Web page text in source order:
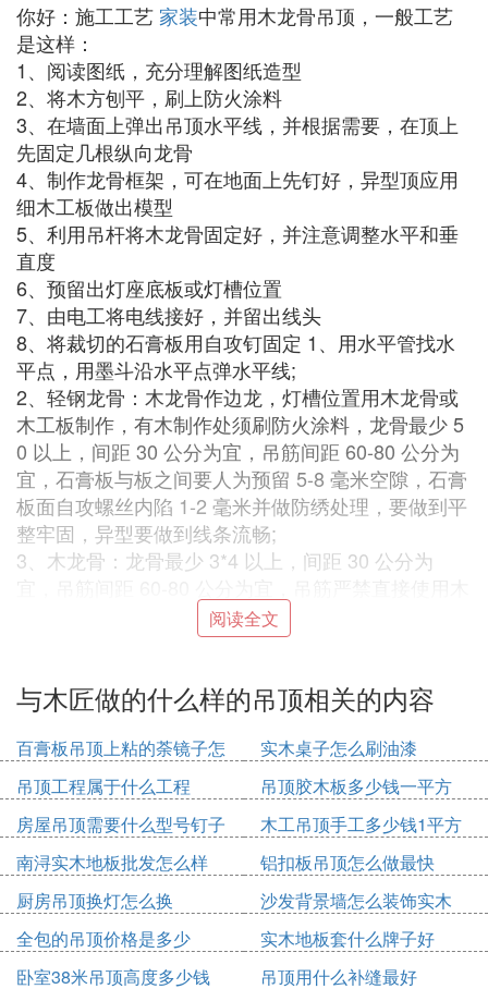
你好：施工工艺 家装中常用木龙骨吊顶，一般工艺
是这样：
1、阅读图纸，充分理解图纸造型
2、将木方刨平，刷上防火涂料
3、在墙面上弹出吊顶水平线，并根据需要，在顶上
先固定几根纵向龙骨
4、制作龙骨框架，可在地面上先钉好，异型顶应用
细木工板做出模型
5、利用吊杆将木龙骨固定好，并注意调整水平和垂
直度
6、预留出灯座底板或灯槽位置
7、由电工将电线接好，并留出线头
8、将裁切的石膏板用自攻钉固定 1、用水平管找水
平点，用墨斗沿水平点弹水平线;
2、轻钢龙骨：木龙骨作边龙，灯槽位置用木龙骨或
木工板制作，有木制作处须刷防火涂料，龙骨最少 5
0 以上，间距 30 公分为宜，吊筋间距 60-80 公分为
宜，石膏板与板之间要人为预留 5-8 毫米空隙，石膏
板面自攻螺丝内陷 1-2 毫米并做防绣处理，要做到平
整牢固，异型要做到线条流畅;
3、木龙骨：龙骨最少 3*4 以上，间距 30 公分为
楔状钉到顶上，刷严密防火涂料直到看不见木龙骨颜
色为止，龙骨上蒙一层足尺柳桉芯九厘板后再上石膏
板面自攻螺丝内陷 1-2 毫米并做防绣处理，要做到平
整牢固，异型要做到线条流畅;
4、铝扣板：严格要求水平，轻钢龙骨卡口齿要对
齐，龙骨间距 50 以内，吊筋间距 60-80 公分为宜，
上板时手要轻，以免将板面按出坑来，边条与瓷砖接
触处不严实的要用密封胶打严实;
5、铝塑板：木龙骨最少 3*4 以上，间距 30 公分为
宜，吊筋间距 60-80 公分为宜，刷严密防火涂料，龙
骨上蒙一层足尺柳桉芯九厘板后再用万能胶粘贴铝塑
板，铝塑板与板之间要人为预留 3-4 毫米空隙，已备
填充其他色彩起到分格的效果，要做到平整牢固，异
阅读全文
与木匠做的什么样的吊顶相关的内容
百膏板吊顶上粘的荼镜子怎
么固定
实木桌子怎么刷油漆
吊顶工程属于什么工程
吊顶胶木板多少钱一平方
房屋吊顶需要什么型号钉子
木工吊顶手工多少钱1平方
南浔实木地板批发怎么样
铝扣板吊顶怎么做最快
厨房吊顶换灯怎么换
沙发背景墙怎么装饰实木
全包的吊顶价格是多少
实木地板套什么牌子好
卧室38米吊顶高度多少钱
吊顶用什么补缝最好